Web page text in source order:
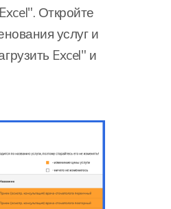
Откройте
услуг и
Excel" и